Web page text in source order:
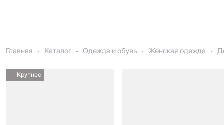
Главная Каталог Одежда и обувь Женская одежда
Крупнее